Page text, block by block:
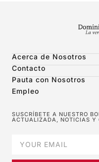
Acerca de Nosotros
Contacto
Pauta con Nosotros
Empleo
SUSCRÍBETE A NUESTRO
ACTUALIZADA, NOTICIAS Y